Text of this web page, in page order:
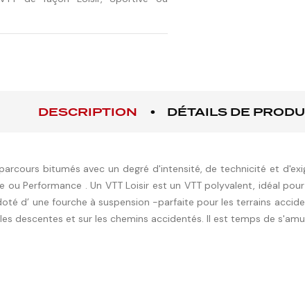
DESCRIPTION DÉTAILS DE
bitumés avec un degré d'intensité, de technicité et
Performance . Un VTT Loisir est un VTT polyvalent, idéal
d’ une fourche à suspension -parfaite pour les terrains
descentes et sur les chemins accidentés. Il est temps de